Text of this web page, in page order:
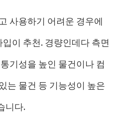
사용하기 어려운 경우에
이 추천. 경량인데다 측면
기성을 높인 물건이나 컴
는 물건 등 기능성이 높은
니다.